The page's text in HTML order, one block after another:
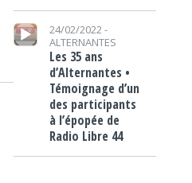
Lecteur audio
24/02/2022 -
ALTERNANTES
Les 35 ans
d’Alternantes •
Témoignage d’un
des participants
à l’épopée de
Radio Libre 44